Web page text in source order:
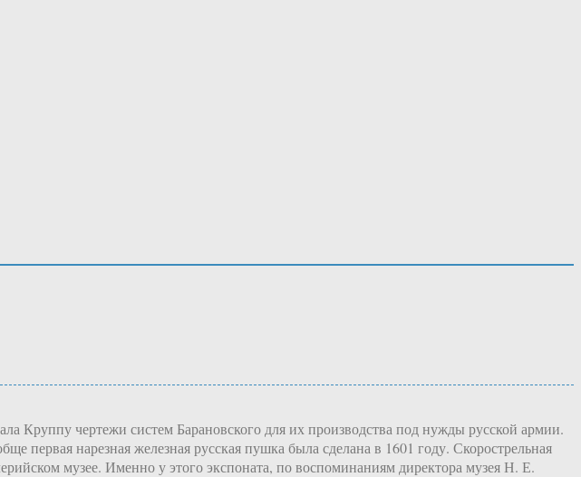
Круппу чертежи систем Барановского для их производства под нужды русской армии.
нарезная железная русская пушка была сделана в 1601 году. Скорострельная
музее. Именно у этого экспоната, по воспоминаниям директора музея Н. Е.